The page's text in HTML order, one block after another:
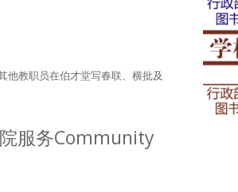
他教职员在伯才堂写春联、横批及
服务Community